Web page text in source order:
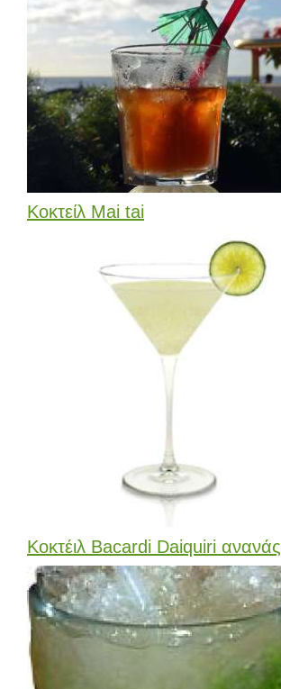
Κοκτείλ Mai tai
Κοκτέιλ Bacardi Daiquiri ανανάς